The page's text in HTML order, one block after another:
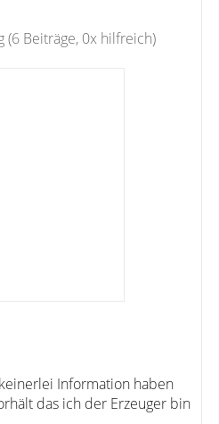
(6 Beiträge, 0x hilfreich)
Information haben
das ich der Erzeuger bin